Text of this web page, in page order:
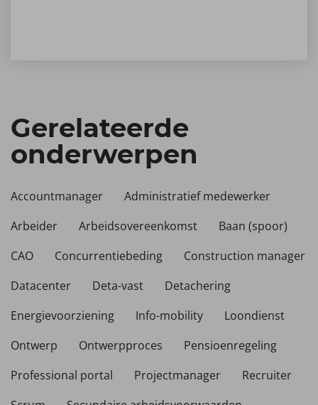
Gerelateerde
onderwerpen
Accountmanager
Administratief medewerker
Arbeider
Arbeidsovereenkomst
Baan (spoor)
CAO
Concurrentiebeding
Construction manager
Datacenter
Deta-vast
Detachering
Energievoorziening
Info-mobility
Loondienst
Ontwerp
Ontwerpproces
Pensioenregeling
Professional portal
Projectmanager
Recruiter